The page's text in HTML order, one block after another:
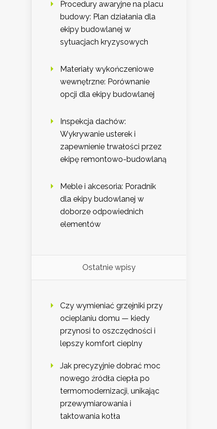
Procedury awaryjne na placu
budowy: Plan działania dla
ekipy budowlanej w
sytuacjach kryzysowych
Materiały wykończeniowe
wewnętrzne: Porównanie
opcji dla ekipy budowlanej
Inspekcja dachów:
Wykrywanie usterek i
zapewnienie trwałości przez
ekipę remontowo-budowlaną
Meble i akcesoria: Poradnik
dla ekipy budowlanej w
doborze odpowiednich
elementów
Ostatnie wpisy
Czy wymieniać grzejniki przy
ocieplaniu domu — kiedy
przynosi to oszczędności i
lepszy komfort cieplny
Jak precyzyjnie dobrać moc
nowego źródła ciepła po
termomodernizacji, unikając
przewymiarowania i
taktowania kotła